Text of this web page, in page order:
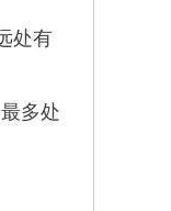
处有
多处